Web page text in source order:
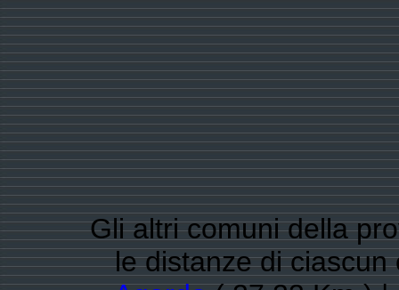
Gli altri comuni della
le distanze di